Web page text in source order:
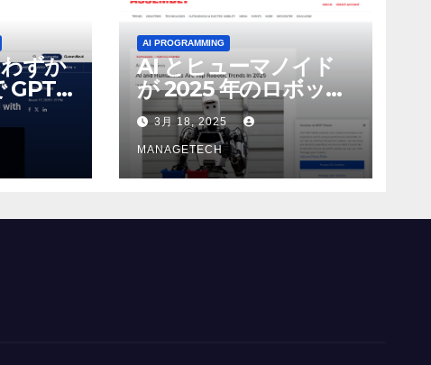
ずか
GPT-
新し
モ
AI PROGRAMMING
AI とヒューマノイド
が 2025 年のロボット
のトップトレンドに |
ASSEMBLY
3月 18, 2025
MANAGETECH